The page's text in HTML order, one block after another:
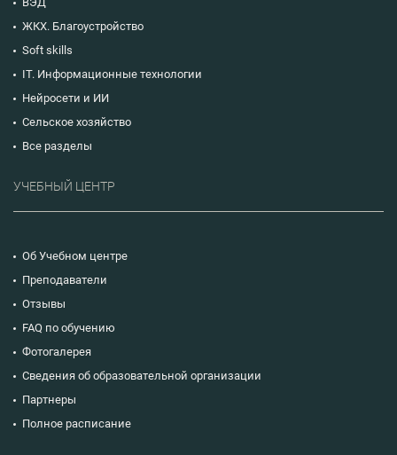
ЖКХ. Благоустройство
Soft skills
IT. Информационные технологии
Нейросети и ИИ
Сельское хозяйство
Все разделы
УЧЕБНЫЙ ЦЕНТР
Об Учебном центре
Преподаватели
Отзывы
FAQ по обучению
Фотогалерея
Сведения об образовательной организации
Партнеры
Полное расписание